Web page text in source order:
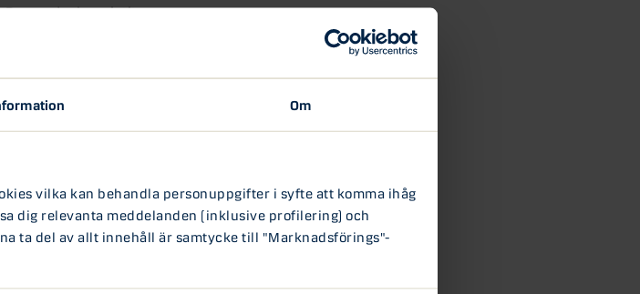
Om
vilka kan behandla personuppgifter i syfte att komma ihåg
dig relevanta meddelanden (inklusive profilering) och
ta del av allt innehåll är samtycke till "Marknadsförings"-
Den andra har gjutit
är det
ser ingen
fall således?
innebär
har kronan
kanske ja. Men det
det nog inte. Eller